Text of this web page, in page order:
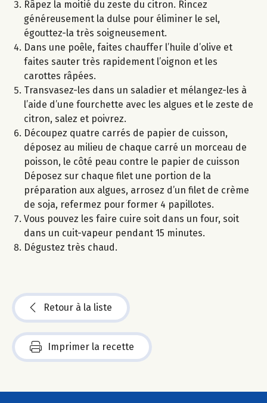
Râpez la moitié du zeste du citron. Rincez
généreusement la dulse pour éliminer le sel,
égouttez-la très soigneusement.
Dans une poêle, faites chauffer l’huile d’olive et
faites sauter très rapidement l’oignon et les
carottes râpées.
Transvasez-les dans un saladier et mélangez-les à
l’aide d’une fourchette avec les algues et le zeste de
citron, salez et poivrez.
Découpez quatre carrés de papier de cuisson,
déposez au milieu de chaque carré un morceau de
poisson, le côté peau contre le papier de cuisson
Déposez sur chaque filet une portion de la
préparation aux algues, arrosez d’un filet de crème
de soja, refermez pour former 4 papillotes.
Vous pouvez les faire cuire soit dans un four, soit
dans un cuit-vapeur pendant 15 minutes.
Dégustez très chaud.
Retour à la liste
Imprimer la recette